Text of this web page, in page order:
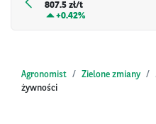
807.5 zł/t
+0.42%
Agronomist Zielone zmiany
żywności